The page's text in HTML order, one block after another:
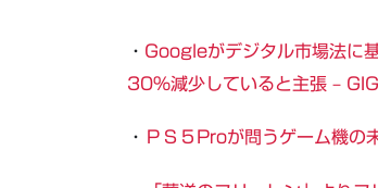
・ Googleがデジタル市場法に
30％減少していると主張 –
・ ＰＳ５Proが問うゲーム機